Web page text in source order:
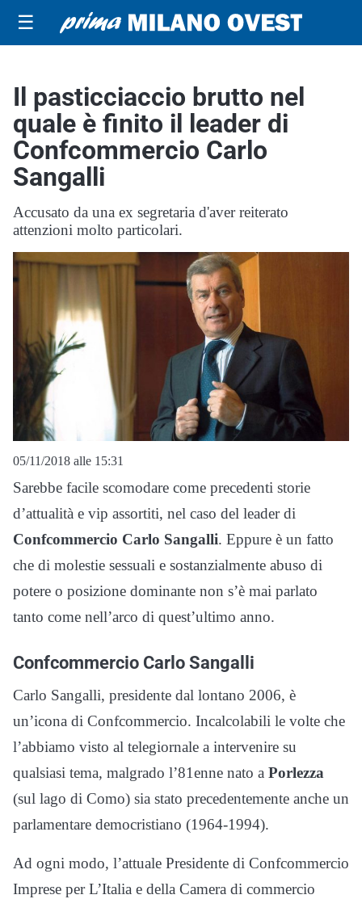
☰
Il pasticciaccio brutto nel
quale è finito il leader di
Confcommercio Carlo
Sangalli
Accusato da una ex segretaria d'aver reiterato
attenzioni molto particolari.
05/11/2018 alle 15:31
Sarebbe facile scomodare come precedenti storie
d’attualità e vip assortiti, nel caso del leader di
Confcommercio Carlo Sangalli. Eppure è un fatto
che di molestie sessuali e sostanzialmente abuso di
potere o posizione dominante non s’è mai parlato
tanto come nell’arco di quest’ultimo anno.
Confcommercio Carlo Sangalli
Carlo Sangalli, presidente dal lontano 2006, è
un’icona di Confcommercio. Incalcolabili le volte che
l’abbiamo visto al telegiornale a intervenire su
qualsiasi tema, malgrado l’81enne nato a Porlezza
(sul lago di Como) sia stato precedentemente anche un
parlamentare democristiano (1964-1994).
Ad ogni modo, l’attuale Presidente di Confcommercio
Imprese per L’Italia e della Camera di commercio